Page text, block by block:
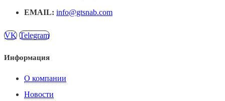
EMAIL: info@gtsnab.com
VK Telegram
Информация
О компании
Новости